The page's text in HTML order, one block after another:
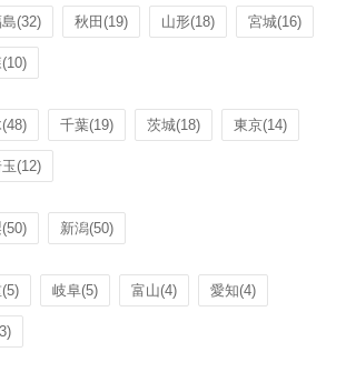
島(32) 秋田(19) 山形(18) 宮城(16)
(10)
(48) 千葉(19) 茨城(18) 東京(14)
玉(12)
(50) 新潟(50)
(5) 岐阜(5) 富山(4) 愛知(4)